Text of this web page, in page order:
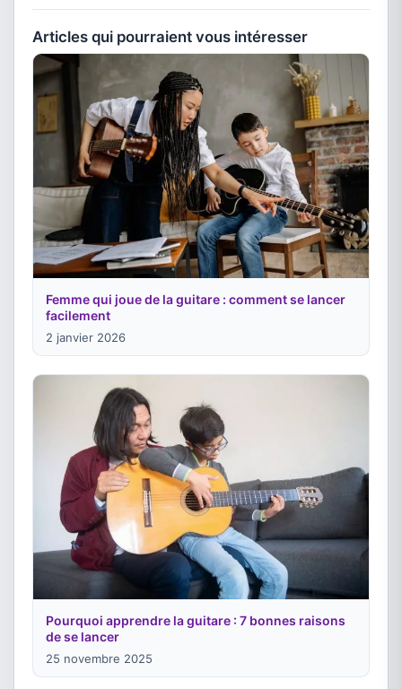
Articles qui pourraient vous intéresser
Femme qui joue de la guitare : comment se lancer
facilement
2 janvier 2026
Pourquoi apprendre la guitare : 7 bonnes raisons
de se lancer
25 novembre 2025